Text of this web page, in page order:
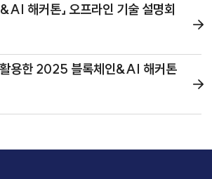
해커톤」 오프라인 기술 설명회
용한 2025 블록체인&AI 해커톤